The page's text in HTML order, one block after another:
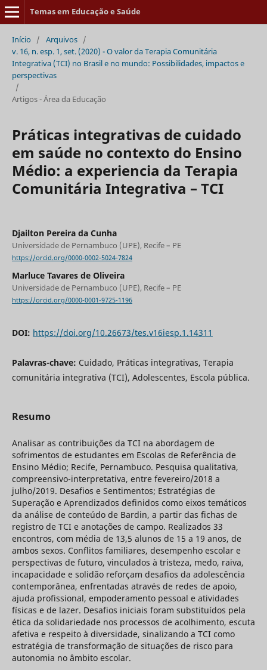
Temas em Educação e Saúde
Início / Arquivos /
v. 16, n. esp. 1, set. (2020) - O valor da Terapia Comunitária
Integrativa (TCI) no Brasil e no mundo: Possibilidades, impactos e
perspectivas
/
Artigos - Área da Educação
Práticas integrativas de cuidado
em saúde no contexto do Ensino
Médio: a experiencia da Terapia
Comunitária Integrativa – TCI
Djailton Pereira da Cunha
Universidade de Pernambuco (UPE), Recife – PE
https://orcid.org/0000-0002-5024-7824
Marluce Tavares de Oliveira
Universidade de Pernambuco (UPE), Recife – PE
https://orcid.org/0000-0001-9725-1196
DOI: https://doi.org/10.26673/tes.v16iesp.1.14311
Palavras-chave: Cuidado, Práticas integrativas, Terapia
comunitária integrativa (TCI), Adolescentes, Escola pública.
Resumo
Analisar as contribuições da TCI na abordagem de
sofrimentos de estudantes em Escolas de Referência de
Ensino Médio; Recife, Pernambuco. Pesquisa qualitativa,
compreensivo-interpretativa, entre fevereiro/2018 a
julho/2019. Desafios e Sentimentos; Estratégias de
Superação e Aprendizados definidos como eixos temáticos
da análise de conteúdo de Bardin, a partir das fichas de
registro de TCI e anotações de campo. Realizados 33
encontros, com média de 13,5 alunos de 15 a 19 anos, de
ambos sexos. Conflitos familiares, desempenho escolar e
perspectivas de futuro, vinculados à tristeza, medo, raiva,
incapacidade e solidão reforçam desafios da adolescência
contemporânea, enfrentadas através de redes de apoio,
ajuda profissional, empoderamento pessoal e atividades
físicas e de lazer. Desafios iniciais foram substituídos pela
ética da solidariedade nos processos de acolhimento, escuta
afetiva e respeito à diversidade, sinalizando a TCI como
estratégia de transformação de situações de risco para
autonomia no âmbito escolar.